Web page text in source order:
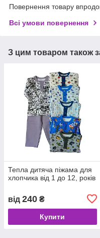
Повернення товару
Всі умови повернення
З цим товаром також
Тепла дитяча піжама для
хлопчика від 1 до 12, років
від 240 ₴
Купити